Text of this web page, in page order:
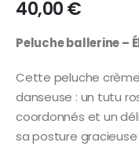
40,00€
Peluche ballerine –
Cette peluche
danseuse : un tutu
coordonnés et un
sa posture